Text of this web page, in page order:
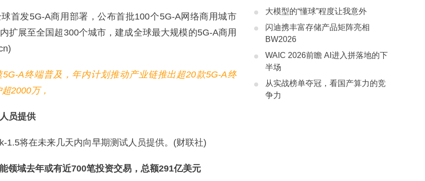
发5G-A商用部署，公布首批100个5G-A网络商用城市
扩展至全国超300个城市，建成全球最大规模的5G-A商用
A终端普及，年内计划推动产业链推出超20款5G-A终
2000万，
员提供
将在未来几天内向早期测试人员提供。(财联社)
域去年或有近700笔投资交易，总额291亿美元
大模型的“懂球”程度让我意外
闪迪携丰富存储产品矩阵亮相
BW2026
WAIC 2026前瞻 AI进入拼落地的下
半场
从实战榜单夺冠，看国产算力的竞
争力